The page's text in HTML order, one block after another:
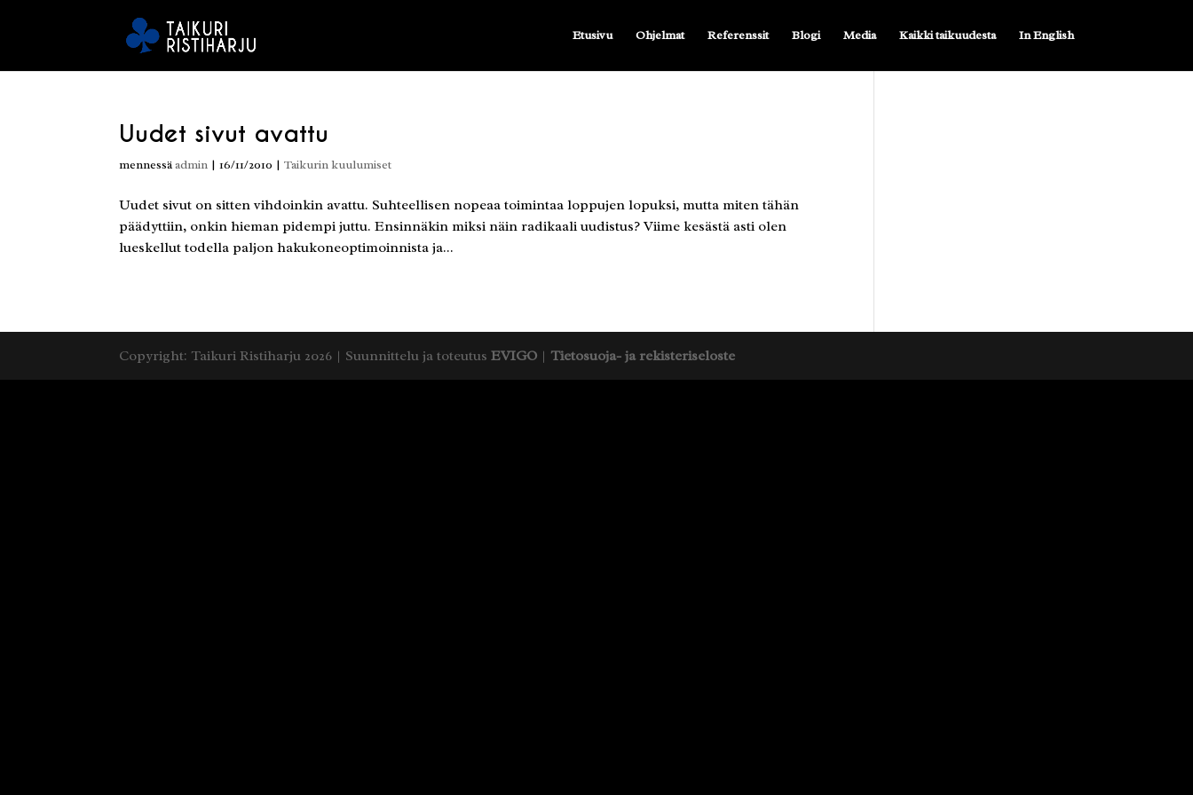
Etusivu Ohjelmat Referenssit Blogi Media Kaikki taikuudesta In English
Uudet sivut avattu
mennessäadmin |16/11/2010 |Taikurin kuulumiset
Uudet sivut on sitten vihdoinkin avattu. Suhteellisen nopeaa toimintaa loppujen lopuksi, mutta miten tähän
päädyttiin, onkin hieman pidempi juttu. Ensinnäkin miksi näin radikaali uudistus? Viime kesästä asti olen
lueskellut todella paljon hakukoneoptimoinnista ja...
Copyright: Taikuri Ristiharju 2026 | Suunnittelu ja toteutusEVIGO | Tietosuoja- ja rekisteriseloste